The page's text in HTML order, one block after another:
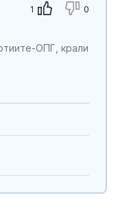
1 0
ОПГ, крали